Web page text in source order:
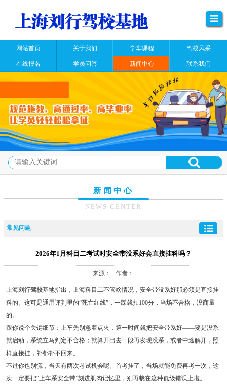
网站首页 关于我们 学车课程 驾校风采
在线报名 学员问答 新闻中心 联系我们
新闻中心
NEWS CENTER
常见问题
2026年1月科目二考试时安全带没系好会直接挂科吗？
来源： 作者：
上海刘行驾校基地指出，上海科目二不管啥情况，安全带没系好那必须是直接挂
科的。这可是通用评判里的“死亡红线”，一踩就扣100分，当场不合格，没商量
的。
跟你说个关键细节：上车先别急着点火，第一时间就把安全带系好——要是没系
就启动，系统立马判定不合格；就算开出去一段再发现没系，或者中途解开，照
样直接挂，补都补不回来。
不过你也别慌，当天有两次考试机会呢。首考挂了，当场就能免费再考一次，这
次一定要把“上车系安全带”刻进肌肉记忆里，别再栽在这种低级错误上啦。